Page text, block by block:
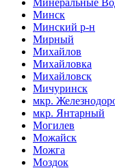
Минеральные
Минск
Минский р-н
Мирный
Михайлов
Михайловка
Михайловск
Мичуринск
мкр.
мкр. Янтарный
Могилев
Можайск
Можга
Моздок